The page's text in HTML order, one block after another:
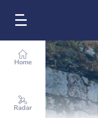
Home
Radar